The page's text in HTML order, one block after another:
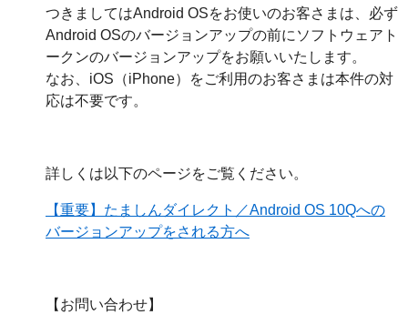
つきましてはAndroid OSをお使いのお客さまは、必ず
Android OSのバージョンアップの前にソフトウェアト
ークンのバージョンアップをお願いいたします。
なお、iOS（iPhone）をご利用のお客さまは本件の対
応は不要です。
詳しくは以下のページをご覧ください。
【重要】たましんダイレクト／Android OS 10Qへの
バージョンアップをされる方へ
【お問い合わせ】